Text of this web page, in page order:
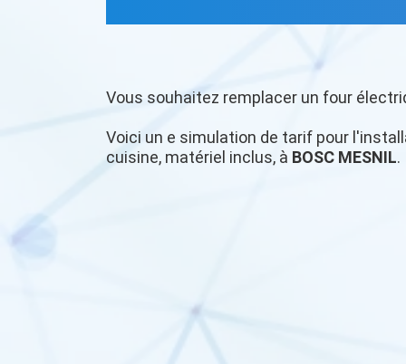
Vous souhaitez remplacer un four
Voici un e simulation de tarif pour
cuisine, matériel inclus, à BOSC MESNIL.